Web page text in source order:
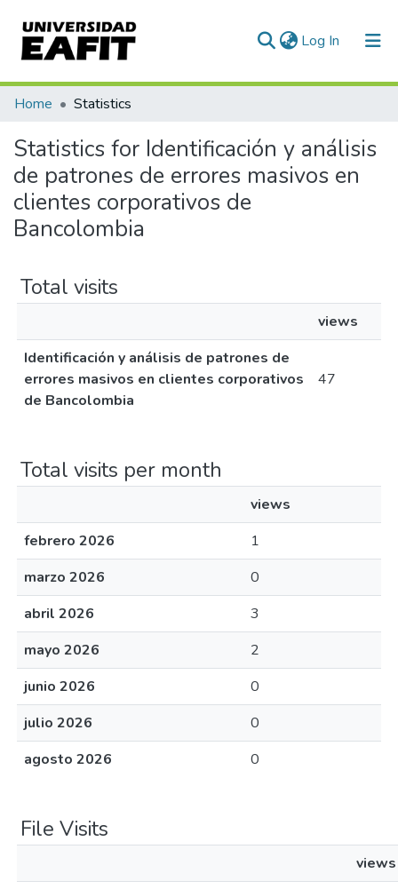
Log In (current)
Communities & Collections
All of DSpace
Home Statistics
Statistics for Identificación y análisis
de patrones de errores masivos en
clientes corporativos de
Bancolombia
Total visits
views
Identificación y análisis de patrones de
errores masivos en clientes corporativos
de Bancolombia
47
Total visits per month
views
febrero 2026
1
marzo 2026
0
abril 2026
3
mayo 2026
2
junio 2026
0
julio 2026
0
agosto 2026
0
File Visits
views